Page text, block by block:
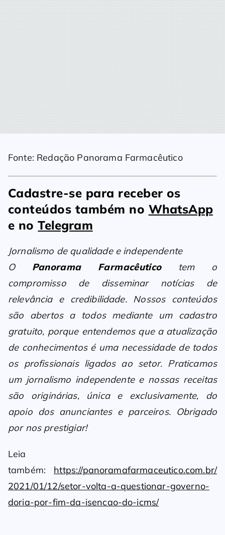
Fonte: Redação Panorama Farmacêutico
Cadastre-se para receber os
conteúdos também no WhatsApp
e noTelegram
Jornalismo de qualidade e independente
O Panorama Farmacêuticotem o
compromisso de disseminar notícias de
relevância e credibilidade. Nossos conteúdos
são abertos a todos mediante um cadastro
gratuito, porque entendemos que a atualização
de conhecimentos é uma necessidade de todos
os profissionais ligados ao setor. Praticamos
um jornalismo independente e nossas receitas
são originárias, única e exclusivamente, do
apoio dos anunciantes e parceiros. Obrigado
por nos prestigiar!
Leia
também: https://panoramafarmaceutico.com.br/
2021/01/12/setor-volta-a-questionar-governo-
doria-por-fim-da-isencao-do-icms/